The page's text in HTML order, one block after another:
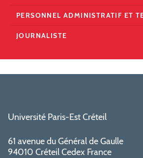
PERSONNEL ADMINISTRATIF ET
JOURNALISTE
Université Paris-Est Créteil
61 avenue du Général de Gaulle
94010 Créteil Cedex France